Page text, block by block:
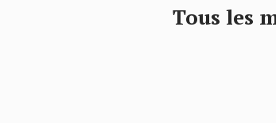
Tous les magasins de mode pour enfants de votre centre commercial de